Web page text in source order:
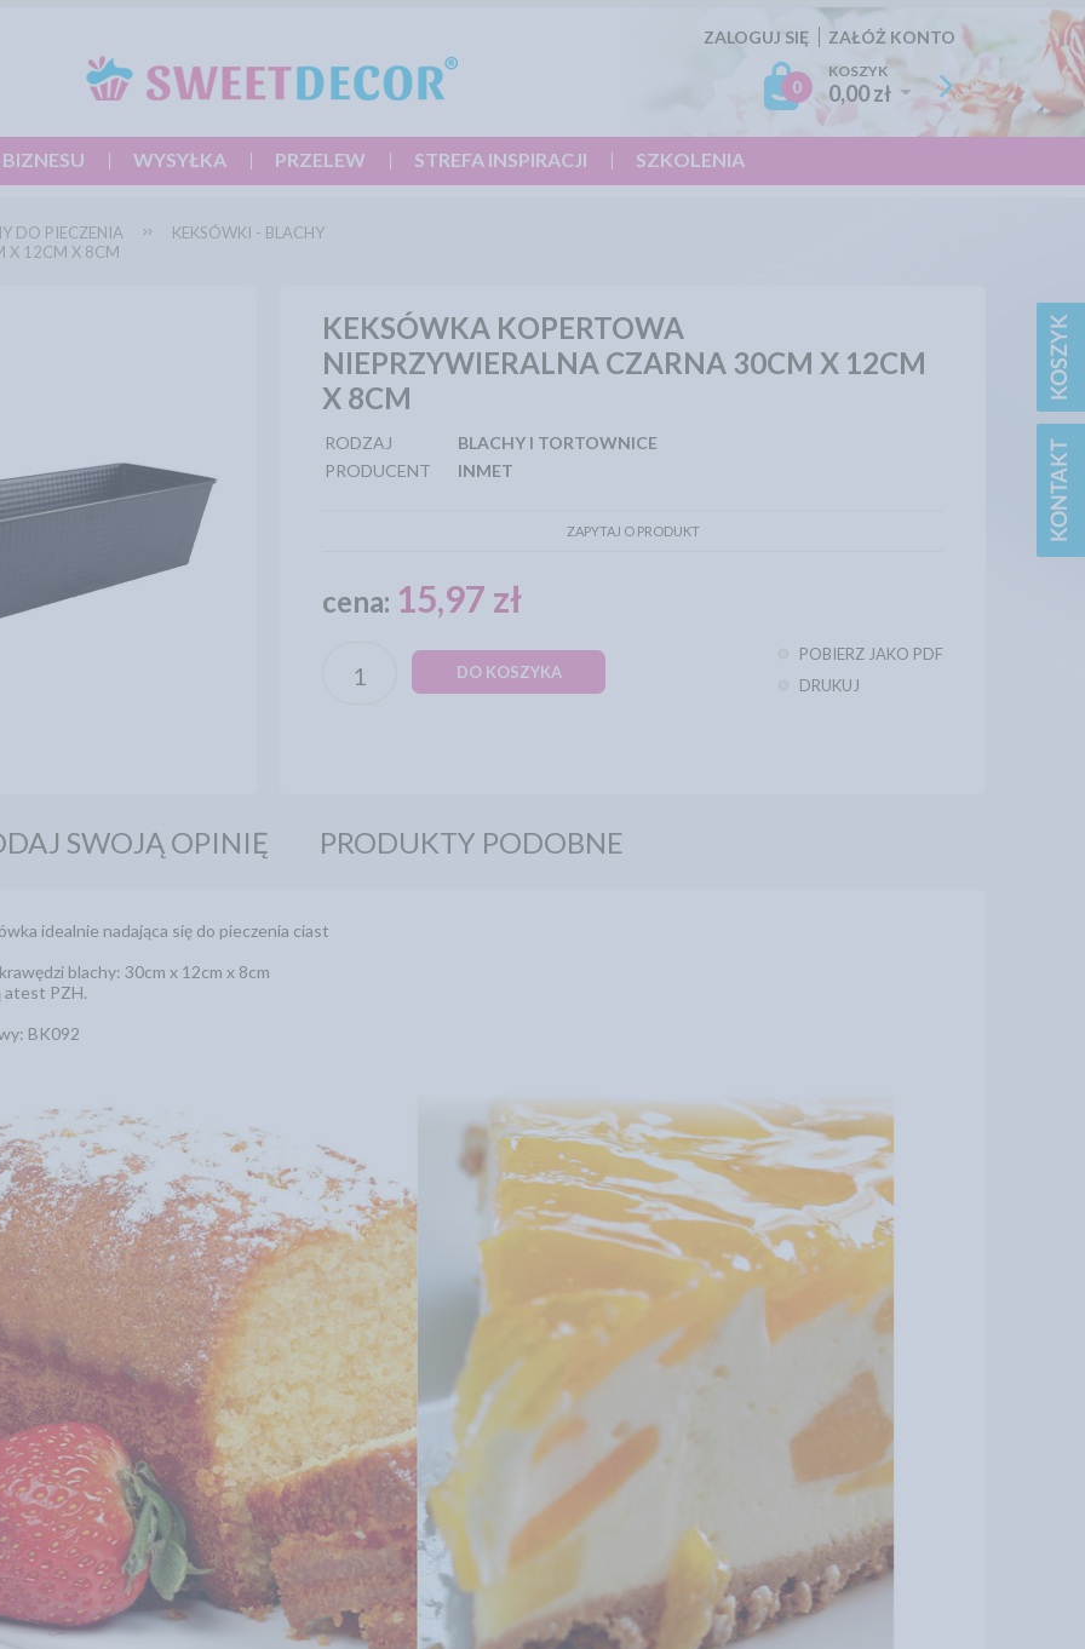
ZALOGUJ SIĘ ZAŁÓŻ KONTO
0
KOSZYK
0,00 zł
WYSYŁKA PRZELEW STREFA INSPIRACJI SZKOLENIA
DO PIECZENIA
KEKSÓWKI - BLACHY
X 12CM X 8CM
KEKSÓWKA KOPERTOWA
NIEPRZYWIERALNA CZARNA 30CM X 12CM
X 8CM
RODZAJ
BLACHY I TORTOWNICE
PRODUCENT
INMET
ZAPYTAJ O PRODUKT
cena: 15,97 zł
DO KOSZYKA
POBIERZ JAKO PDF
DRUKUJ
SWOJĄ OPINIĘ PRODUKTY PODOBNE
idealnie nadająca się do pieczenia ciast
blachy: 30cm x 12cm x 8cm
atest PZH.
BK092